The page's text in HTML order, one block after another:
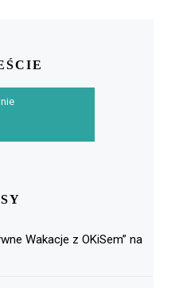
Wakacje z OKiSem” na